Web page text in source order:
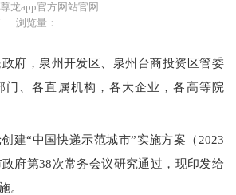
龙app官方网站官网
浏览量：
府，泉州开发区、泉州台商投资区管委
门、各直属机构，各大企业，各高等院
建“中国快递示范城市”实施方案（2023
府第38次常务会议研究通过，现印发给
。